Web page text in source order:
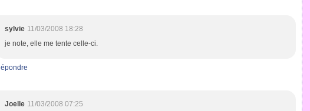
sylvie 11/03/2008 18:28
je note, elle me tente celle-ci.
Joelle 11/03/2008 07:25